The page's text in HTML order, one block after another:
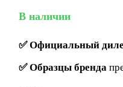
В наличии
✅Официальный
✅Образцы бренда